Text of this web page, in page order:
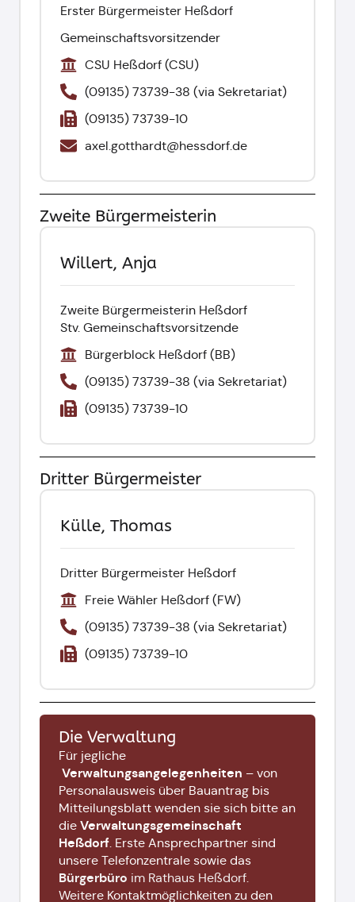
Erster Bürgermeister Heßdorf
Gemeinschaftsvorsitzender
CSU Heßdorf (CSU)
(09135) 73739-38 (via Sekretariat)
(09135) 73739-10
axel.gotthardt@hessdorf.de
Zweite Bürgermeisterin
Willert, Anja
Zweite Bürgermeisterin Heßdorf
Stv. Gemeinschaftsvorsitzende
Bürgerblock Heßdorf (BB)
(09135) 73739-38 (via Sekretariat)
(09135) 73739-10
Dritter Bürgermeister
Külle, Thomas
Dritter Bürgermeister Heßdorf
Freie Wähler Heßdorf (FW)
(09135) 73739-38 (via Sekretariat)
(09135) 73739-10
Die Verwaltung
Für jegliche
Verwaltungsangelegenheiten – von
Personalausweis über Bauantrag bis
Mitteilungsblatt wenden sie sich bitte an
die Verwaltungsgemeinschaft
Heßdorf . Erste Ansprechpartner sind
unsere Telefonzentrale sowie das
Bürgerbüro im Rathaus Heßdorf
Weitere Kontaktmöglichkeiten zu den